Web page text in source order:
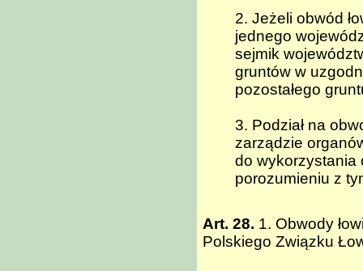
2. Jeżeli obwód
jednego
sejmik
gruntów w
pozostałego
3. Podział na
zarządzie
do wykorzystania
porozumieniu z
Art. 28. 1. Obwody
Polskiego Związku